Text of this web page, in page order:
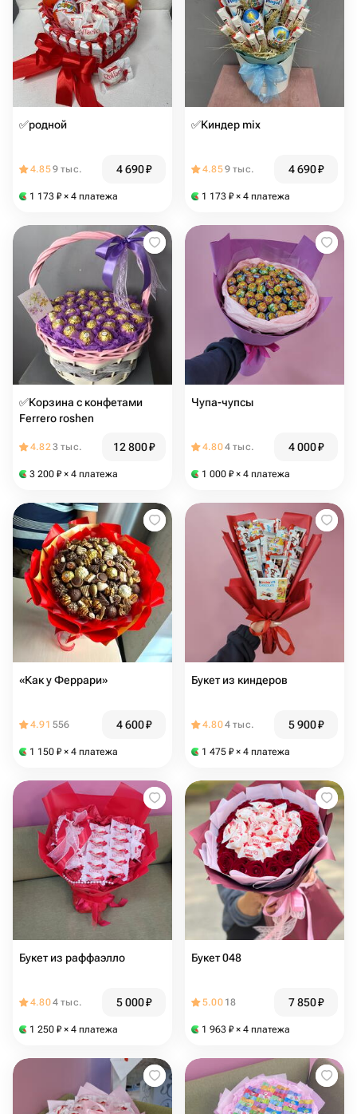
✅родной
4.859 тыс. 4 690₽
1 173 ₽ × 4 платежа
✅Киндер mix
4.859 тыс. 4 690₽
1 173 ₽ × 4 платежа
✅Корзина с конфетами
Ferrero roshen
4.823 тыс. 12 800₽
3 200 ₽ × 4 платежа
Чупа-чупсы
4.804 тыс. 4 000₽
1 000 ₽ × 4 платежа
«Как у Феррари»
4.91 556 4 600₽
1 150 ₽ × 4 платежа
Букет из киндеров
4.804 тыс. 5 900₽
1 475 ₽ × 4 платежа
Букет из раффаэлло
4.804 тыс. 5 000₽
1 250 ₽ × 4 платежа
Букет 048
5.00 18 7 850₽
1 963 ₽ × 4 платежа